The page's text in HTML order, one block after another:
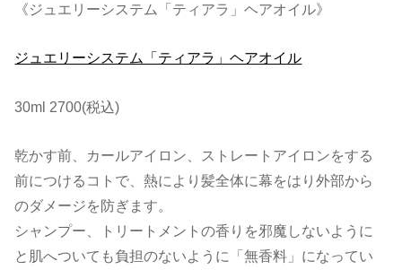
《ジュエリーシステム「ティアラ」ヘアオイル》
ジュエリーシステム「ティアラ」ヘアオイル
30ml 2700(税込)
乾かす前、カールアイロン、ストレートアイロンをする
前につけるコトで、熱により髪全体に幕をはり外部から
のダメージを防ぎます。
シャンプー、トリートメントの香りを邪魔しないように
と肌へついても負担のないように「無香料」になってい